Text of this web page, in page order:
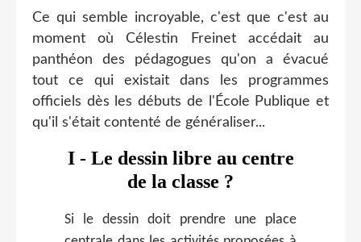
Ce qui semble incroyable, c'est que c'est au
moment où Célestin Freinet accédait au
panthéon des pédagogues qu'on a évacué
tout ce qui existait dans les programmes
officiels dès les débuts de l'École Publique et
qu'il s'était contenté de généraliser...
I - Le dessin libre au centre
de la classe ?
Si le dessin doit prendre une place